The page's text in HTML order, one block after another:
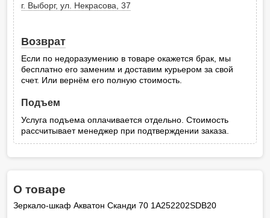
г. Выборг, ул. Некрасова, 37
Возврат
Если по недоразумению в товаре окажется брак, мы
бесплатно его заменим и доставим курьером за свой
счет. Или вернём его полную стоимость.
Подъем
Услуга подъема оплачивается отдельно. Стоимость
рассчитывает менеджер при подтверждении заказа.
О товаре
Зеркало-шкаф Акватон Сканди 70 1A252202SDB20